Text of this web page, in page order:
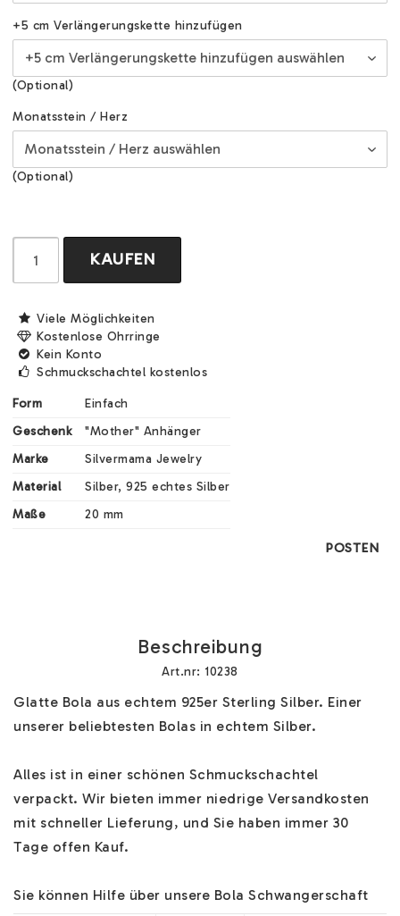
+5 cm Verlängerungskette hinzufügen
(Optional)
Monatsstein / Herz
(Optional)
KAUFEN
Viele Möglichkeiten
Kostenlose Ohrringe
Kein Konto
Schmuckschachtel kostenlos
Form
Einfach
Geschenk
"Mother" Anhänger
Marke
Silvermama Jewelry
Material
Silber, 925 echtes Silber
Maße
20 mm
POSTEN
Beschreibung
Art.nr: 10238
Glatte Bola aus echtem 925er Sterling Silber. Einer
unserer beliebtesten Bolas in echtem Silber.
Alles ist in einer schönen Schmuckschachtel
verpackt. Wir bieten immer niedrige Versandkosten
mit schneller Lieferung, und Sie haben immer 30
Tage offen Kauf.
Sie können Hilfe über unsere Bola Schwangerschaft